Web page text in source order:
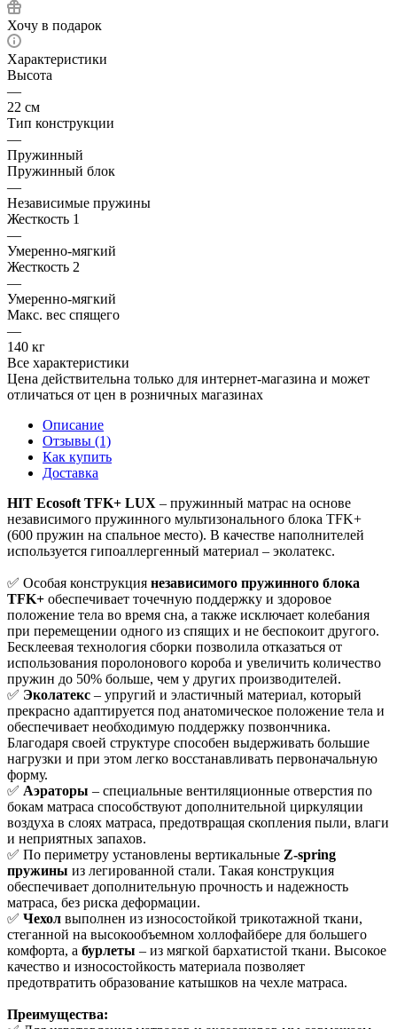
Хочу в подарок
Характеристики
Высота
—
22 см
Тип конструкции
—
Пружинный
Пружинный блок
—
Независимые пружины
Жесткость 1
—
Умеренно-мягкий
Жесткость 2
—
Умеренно-мягкий
Макс. вес спящего
—
140 кг
Все характеристики
Цена действительна только для интернет-магазина и может
отличаться от цен в розничных магазинах
Описание
Отзывы (1)
Как купить
Доставка
HIT Ecosoft TFK+ LUX – пружинный матрас на основе
независимого пружинного мультизонального блока TFK+
(600 пружин на спальное место). В качестве наполнителей
используется гипоаллергенный материал – эколатекс.
✅ Особая конструкция независимого пружинного блока
TFK+ обеспечивает точечную поддержку и здоровое
положение тела во время сна, а также исключает колебания
при перемещении одного из спящих и не беспокоит другого.
Бесклеевая технология сборки позволила отказаться от
использования поролонового короба и увеличить количество
пружин до 50% больше, чем у других производителей.
✅ Эколатекс – упругий и эластичный материал, который
прекрасно адаптируется под анатомическое положение тела и
обеспечивает необходимую поддержку позвончника.
Благодаря своей структуре способен выдерживать большие
нагрузки и при этом легко восстанавливать первоначальную
форму.
✅ Аэраторы – специальные вентиляционные отверстия по
бокам матраса способствуют дополнительной циркуляции
воздуха в слоях матраса, предотвращая скопления пыли, влаги
и неприятных запахов.
✅ По периметру установлены вертикальные Z-spring
пружины из легированной стали. Такая конструкция
обеспечивает дополнительную прочность и надежность
матраса, без риска деформации.
✅ Чехол выполнен из износостойкой трикотажной ткани,
стеганной на высокообъемном холлофайбере для большего
комфорта, а бурлеты – из мягкой бархатистой ткани. Высокое
качество и износостойкость материала позволяет
предотвратить образование катышков на чехле матраса.
Преимущества: